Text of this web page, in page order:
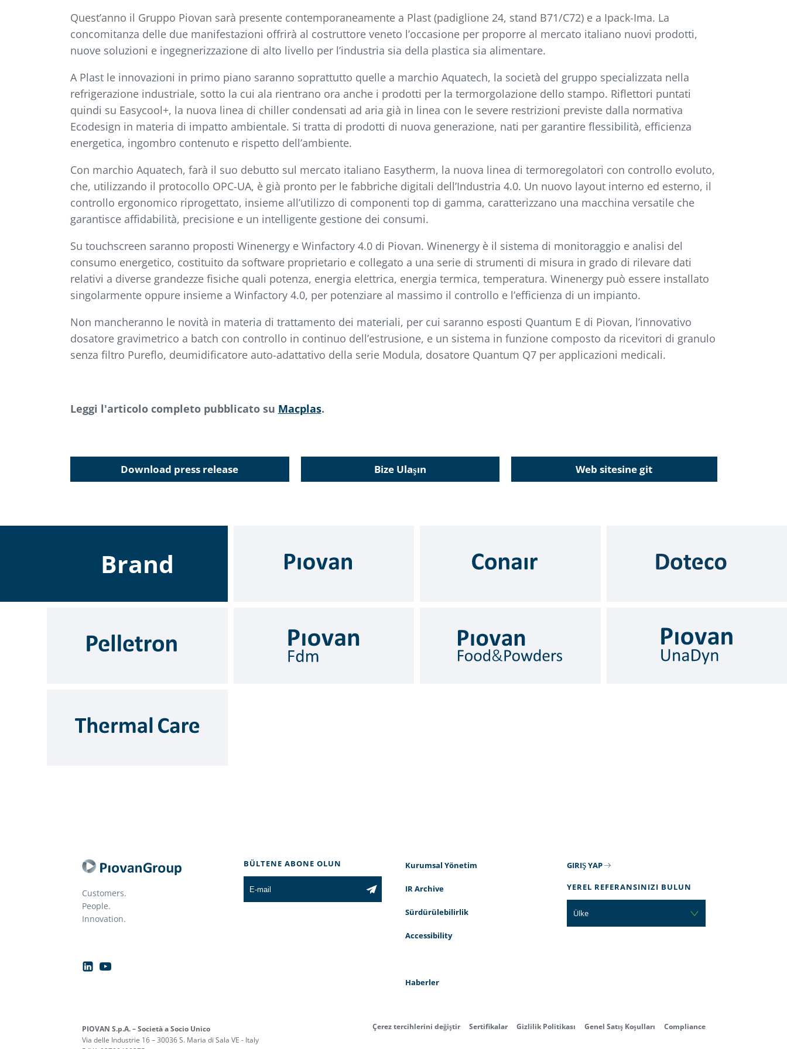
Quest’anno il Gruppo Piovan sarà presente contemporaneamente a Plast (padiglione 24, stand B71/C72) e a Ipack-Ima. La
concomitanza delle due manifestazioni offrirà al costruttore veneto l’occasione per proporre al mercato italiano nuovi prodotti,
nuove soluzioni e ingegnerizzazione di alto livello per l’industria sia della plastica sia alimentare.
A Plast le innovazioni in primo piano saranno soprattutto quelle a marchio Aquatech, la società del gruppo specializzata nella
refrigerazione industriale, sotto la cui ala rientrano ora anche i prodotti per la termorgolazione dello stampo. Riflettori puntati
quindi su Easycool+, la nuova linea di chiller condensati ad aria già in linea con le severe restrizioni previste dalla normativa
Ecodesign in materia di impatto ambientale. Si tratta di prodotti di nuova generazione, nati per garantire flessibilità, efficienza
energetica, ingombro contenuto e rispetto dell’ambiente.
Con marchio Aquatech, farà il suo debutto sul mercato italiano Easytherm, la nuova linea di termoregolatori con controllo evoluto,
che, utilizzando il protocollo OPC-UA, è già pronto per le fabbriche digitali dell’Industria 4.0. Un nuovo layout interno ed esterno, il
controllo ergonomico riprogettato, insieme all’utilizzo di componenti top di gamma, caratterizzano una macchina versatile che
garantisce affidabilità, precisione e un intelligente gestione dei consumi.
Su touchscreen saranno proposti Winenergy e Winfactory 4.0 di Piovan. Winenergy è il sistema di monitoraggio e analisi del
consumo energetico, costituito da software proprietario e collegato a una serie di strumenti di misura in grado di rilevare dati
relativi a diverse grandezze fisiche quali potenza, energia elettrica, energia termica, temperatura. Winenergy può essere installato
singolarmente oppure insieme a Winfactory 4.0, per potenziare al massimo il controllo e l’efficienza di un impianto.
Non mancheranno le novità in materia di trattamento dei materiali, per cui saranno esposti Quantum E di Piovan, l’innovativo
dosatore gravimetrico a batch con controllo in continuo dell’estrusione, e un sistema in funzione composto da ricevitori di granulo
senza filtro Pureflo, deumidificatore auto-adattativo della serie Modula, dosatore Quantum Q7 per applicazioni medicali.
Leggi l'articolo completo pubblicato su Macplas.
Download press release Bize Ulaşın Web sitesine git
Brand
Customers.
People.
Innovation.
BÜLTENE ABONE OLUN Kurumsal Yönetim
IR Archive
Sürdürülebilirlik
Accessibility
Haberler
GIRIŞ YAP
YEREL REFERANSINIZI BULUN
Ülke
PIOVAN S.p.A. – Società a Socio Unico
Via delle Industrie 16 – 30036 S. Maria di Sala VE - Italy
Çerez tercihlerini değiştir Sertifikalar Gizlilik Politikası Genel Satış Koşulları Compliance